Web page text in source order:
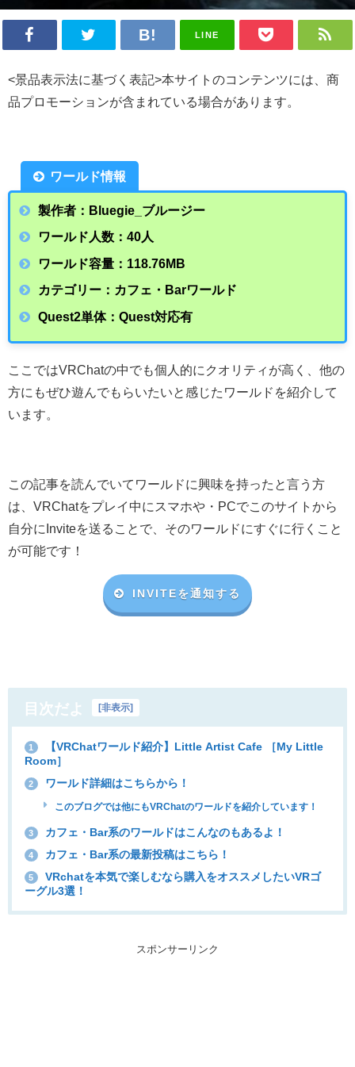
LINE
<景品表示法に基づく表記>本サイトのコンテンツには、商
品プロモーションが含まれている場合があります。
ワールド情報
製作者：Bluegie_ブルージー
ワールド人数：40人
ワールド容量：118.76MB
カテゴリー：カフェ・Barワールド
Quest2単体：Quest対応有
ここではVRChatの中でも個人的にクオリティが高く、他の
方にもぜひ遊んでもらいたいと感じたワールドを紹介して
います。
この記事を読んでいてワールドに興味を持ったと言う方
は、VRChatをプレイ中にスマホや・ PCでこのサイトから
自分に Inviteを送ることで、そのワールドにすぐに行くこと
が可能です！
INVITEを通知する
目次だよ 非表示
1
【VRChatワールド紹介】Little Artist Cafe ［My Little
Room］
2 ワールド詳細はこちらから！
このブログでは他にもVRChatのワールドを紹介しています！
3 カフェ・Bar系のワールドはこんなのもあるよ！
4 カフェ・Bar系の最新投稿はこちら！
5
VRchatを本気で楽しむなら購入をオススメしたいVRゴ
ーグル3選！
スポンサーリンク